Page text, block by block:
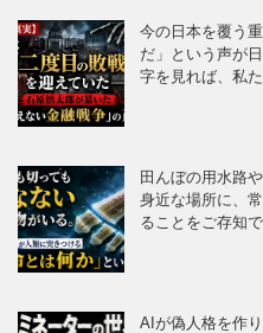
今の日本を覆う
だ」という声が
字を見れば、私
田んぼの用水路
身近な場所に、
ることをご存知
AIが偽人格を作